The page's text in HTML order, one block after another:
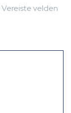
Vereiste velden